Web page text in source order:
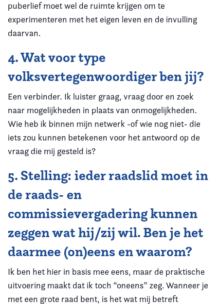
puberlief moet wel de ruimte krijgen om te
experimenteren met het eigen leven en de invulling
daarvan.
4. Wat voor type
volksvertegenwoordiger ben jij?
Een verbinder. Ik luister graag, vraag door en zoek
naar mogelijkheden in plaats van onmogelijkheden.
Wie heb ik binnen mijn netwerk -of wie nog niet- die
iets zou kunnen betekenen voor het antwoord op de
vraag die mij gesteld is?
5. Stelling: ieder raadslid moet in
de raads- en
commissievergadering kunnen
zeggen wat hij/zij wil. Ben je het
daarmee (on)eens en waarom?
Ik ben het hier in basis mee eens, maar de praktische
uitvoering maakt dat ik toch “oneens” zeg. Wanneer je
met een grote raad bent, is het wat mij betreft